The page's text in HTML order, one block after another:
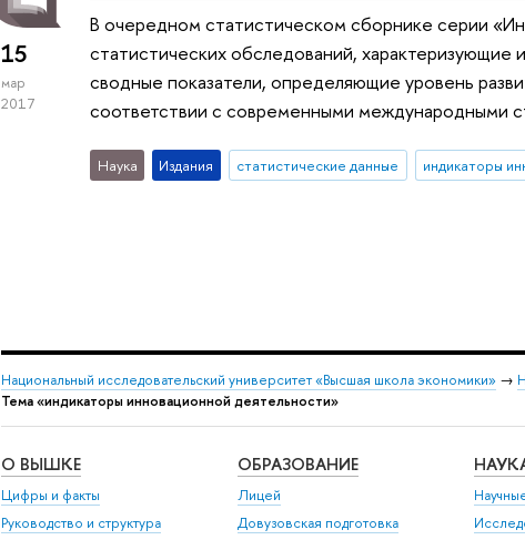
15
мар
2017
В очередном статистическом сборнике серии
статистических обследований,
сводные показатели, определяющие уровень
соответствии с современными международными
Наука Издания статистические данные
Национальный исследовательский университет «Высшая школа экономики» →
Тема «индикаторы инновационной деятельности»
О ВЫШКЕ
Цифры и факты
Руководство и структура
ОБРАЗОВАНИЕ
Лицей
Довузовская подготовка